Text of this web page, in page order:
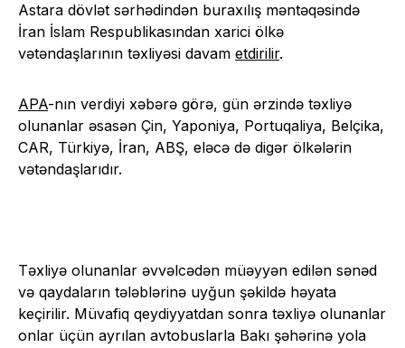
Astara dövlət sərhədindən buraxılış məntəqəsində
İran İslam Respublikasından xarici ölkə
vətəndaşlarının təxliyəsi davam etdirilir.
APA-nın verdiyi xəbərə görə, gün ərzində təxliyə
olunanlar əsasən Çin, Yaponiya, Portuqaliya, Belçika,
CAR, Türkiyə, İran, ABŞ, eləcə də digər ölkələrin
vətəndaşlarıdır.
Təxliyə olunanlar əvvəlcədən müəyyən edilən sənəd
və qaydaların tələblərinə uyğun şəkildə həyata
keçirilir. Müvafiq qeydiyyatdan sonra təxliyə olunanlar
onlar üçün ayrılan avtobuslarla Bakı şəhərinə yola